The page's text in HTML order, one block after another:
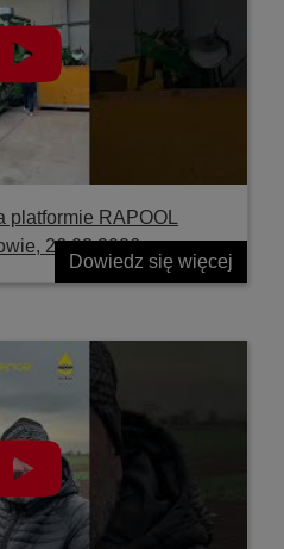
RAPOOL
26.03.2026
Dowiedz się więcej